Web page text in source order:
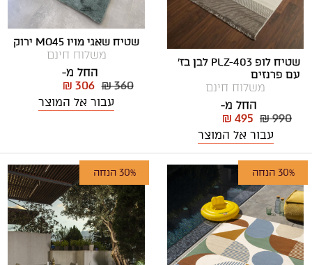
שטיח לופ PLZ-403 לבן בז'
עם פרנזים
משלוח חינם
החל מ-
₪ 990
₪ 495
עבור אל המוצר
שטיח שאגי מויו MO45 ירוק
משלוח חינם
החל מ-
₪ 360
₪ 306
עבור אל המוצר
30% הנחה 30% הנחה